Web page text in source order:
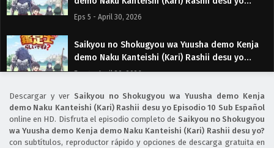
Episodio 5 Sub Español
Eps 5 - April 30, 2026
Saikyou no Shokugyou wa Yuusha demo Kenja
demo Naku Kanteishi (Kari) Rashii desu yo
Episodio 4 Sub Español
Eps 4 - April 30, 2026
Saikyou no Shokugyou wa Yuusha demo Kenja
demo Naku Kanteishi (Kari) Rashii desu yo
Episodio 3 Sub Español
Eps 3 - April 30, 2026
Descargar y ver Saikyou no Shokugyou wa Yuusha demo Kenja
demo Naku Kanteishi (Kari) Rashii desu yo Episodio 10 Sub Español
online en HD. Disfruta el episodio completo de Saikyou no Shokugyou
wa Yuusha demo Kenja demo Naku Kanteishi (Kari) Rashii desu yo?
con subtítulos, reproductor rápido y opciones de descarga gratuita en